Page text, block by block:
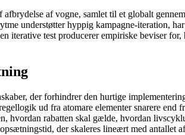
afbrydelse af vogne, samlet til et globalt
understøtter hyppig kampagne-iteration,
test producerer empiriske beviser
der forhindrer den hurtige
ud fra atomare elementer snarere
hvordan rabatten skal gælde, hvordan
der skaleres lineært med antallet